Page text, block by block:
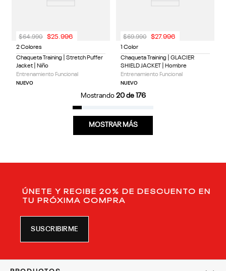
2 Colores
Chaqueta Training | Stretch Puffer
Jacket | Niño
Entrenamiento Funcional
NUEVO
$64.990 $25.996
1 Color
Chaqueta Training | GLACIER
SHIELD JACKET | Hombre
Entrenamiento Funcional
NUEVO
$69.990 $27.996
Mostrando 20 de 176
MOSTRAR MÁS
ÚNETE Y RECIBE 20% DE DESCUENTO EN
TU PRÓXIMA COMPRA
SUSCRIBIRME